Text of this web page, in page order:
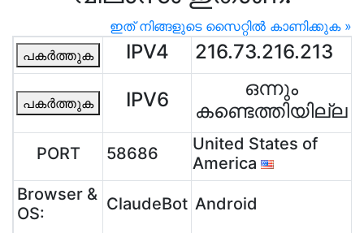
ഇത് നിങ്ങളുടെ സൈറ്റിൽ കാണിക്കുക »
പകർത്തുക
IPV4 216.73.216.213
പകർത്തുക IPV6
ഒന്നും
കണ്ടെത്തിയില്ല
PORT 58686
United States of
America
Browser &
OS:
ClaudeBot Android